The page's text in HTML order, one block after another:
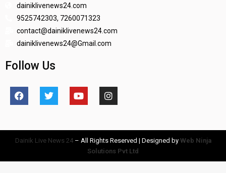
dainiklivenews24.com
9525742303, 7260071323
contact@dainiklivenews24.com
dainiklivenews24@Gmail.com
Follow Us
Dainik Live News 24– All Rights Reserved | Designed by Web Ninja
Solutions Pvt Ltd